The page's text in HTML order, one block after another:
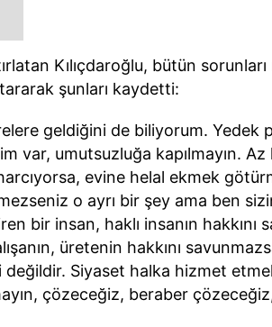
Kılıçdaroğlu, bütün sorunları
şunları kaydetti:
geldiğini de biliyorum. Yedek
var, umutsuzluğa kapılmayın. Az
evine helal ekmek
o ayrı bir şey ama ben sizin
bir insan, haklı insanın hakkını
üretenin hakkını
Siyaset halka hizmet
çözeceğiz, beraber